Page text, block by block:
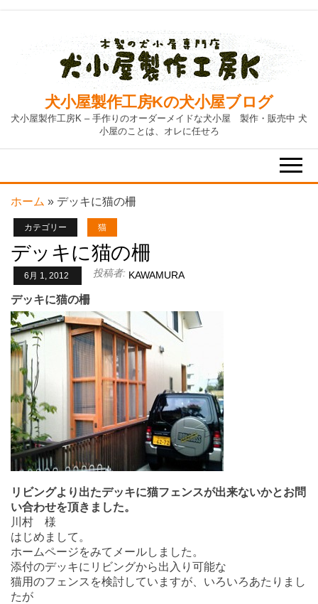
content
犬小屋製作工房Kの犬小屋ブログ
犬小屋製作工房K – 手作りのオーダーメイドな犬小屋 製作・販売中 犬
小屋のことは、オレに任せろ
ホーム » デッキに猫の柵
カテゴリー 猫
デッキに猫の柵
6月 1, 2012 投稿者: KAWAMURA
デッキに猫の柵
リビングより出たデッキに猫フェンスが出来ないかとお問
い合わせを頂きました。
川村 様
はじめまして。
ホームページをみてメールしました。
添付のデッキにリビングから出入り可能な
猫用のフェンスを検討していますが、いろいろあたりまし
たが